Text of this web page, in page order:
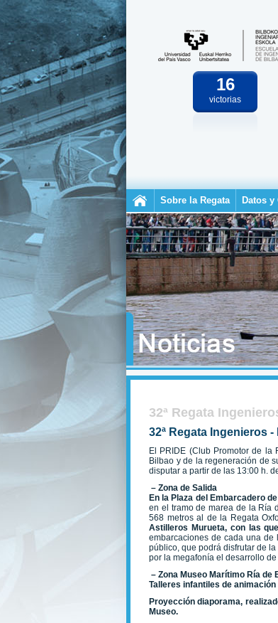
16
victorias
Sobre la Regata Datos y
32ª Regata
32ª Regata Ingenieros
El PRIDE (Club Promotor de
Bilbao y de la regeneración de
disputar a partir de las 13:00 h.
– Zona de Salida
En la Plaza del Embarcadero
en el tramo de marea de la Ría
568 metros al de la Regata
Astilleros Murueta, con las
embarcaciones de cada una de
público, que podrá disfrutar de
por la megafonía el desarrollo
– Zona Museo Marítimo Ría de
Talleres infantiles de animación
Proyección diaporama,
Museo.